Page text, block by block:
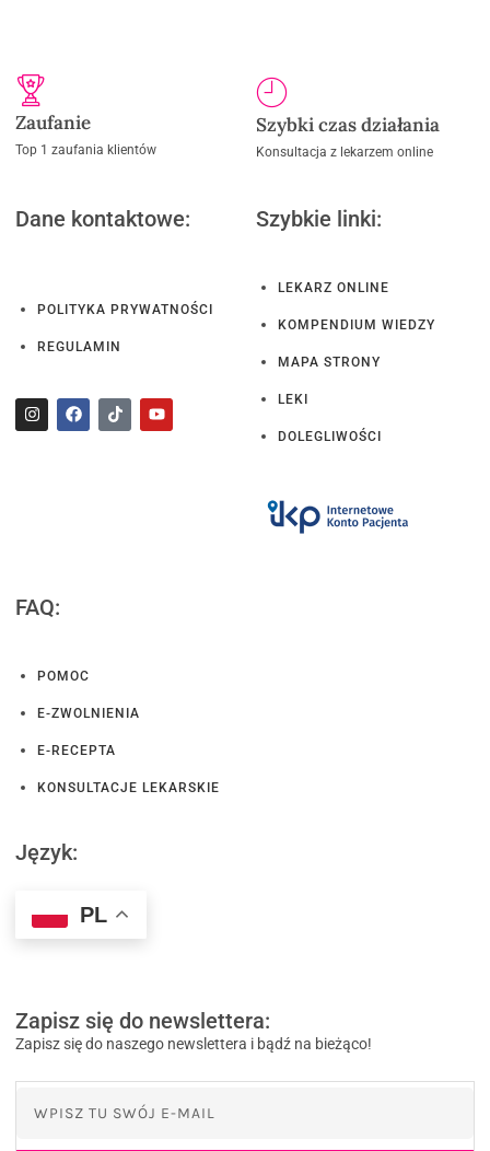
Zaufanie
Top 1 zaufania klientów
Szybki czas działania
Konsultacja z lekarzem online
Dane kontaktowe:
POLITYKA PRYWATNOŚCI
REGULAMIN
Szybkie linki:
LEKARZ ONLINE
KOMPENDIUM WIEDZY
MAPA STRONY
LEKI
DOLEGLIWOŚCI
FAQ:
POMOC
E-ZWOLNIENIA
E-RECEPTA
KONSULTACJE LEKARSKIE
Język:
PL
Zapisz się do newslettera:
Zapisz się do naszego newslettera i bądź na bieżąco!